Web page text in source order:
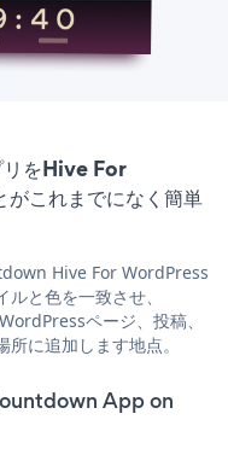
をHive For
これまでになく簡単
Hive For WordPress
と色を一致させ、
ページ、投稿、
に追加します地点。
App on